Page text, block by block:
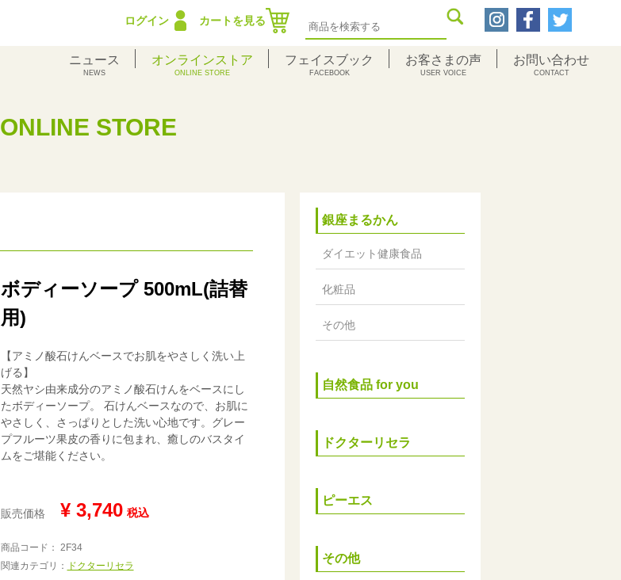
ログイン カートを見る
ニュース
NEWS
オンラインストア
ONLINE STORE
フェイスブック
FACEBOOK
お客さまの声
USER VOICE
お問い合わせ
CONTACT
ONLINE STORE
ボディーソープ 500mL(詰替
用)
【アミノ酸石けんベースでお肌をやさしく洗い上
げる】
天然ヤシ由来成分のアミノ酸石けんをベースにし
たボディーソープ。 石けんベースなので、お肌に
やさしく、さっぱりとした洗い心地です。グレー
プフルーツ果皮の香りに包まれ、癒しのバスタイ
ムをご堪能ください。
販売価格 ¥ 3,740 税込
商品コード： 2F34
関連カテゴリ：
ドクターリセラ
銀座まるかん
ダイエット健康食品
化粧品
その他
自然食品 for you
ドクターリセラ
ピーエス
その他